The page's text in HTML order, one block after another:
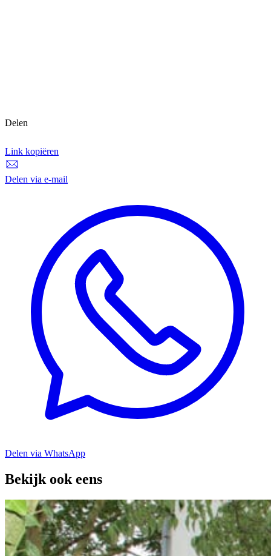
Delen
Link kopiëren
Delen via e-mail
Delen via WhatsApp
Bekijk ook eens
Open Dag Oud Scherpenzeel